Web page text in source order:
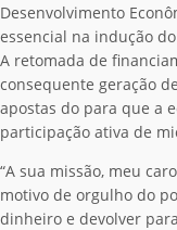
Desenvolvimento
essencial na indução
A retomada de
consequente geração
apostas do para que a
participação ativa de
“A sua missão, meu
motivo de orgulho do
dinheiro e devolver